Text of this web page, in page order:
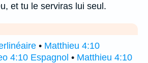
et tu le serviras lui seul.
• Matthieu 4:10
4:10 Espagnol • Matthieu 4:10